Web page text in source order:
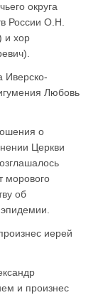
округа
России О.Н.
и хор
Иверско-
Любовь
о
Церкви
морового
об
эпидемии.
иерей
и произнес